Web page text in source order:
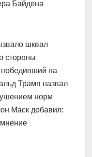
шквал
стороны
победивший на
Трамп назвал
норм
Маск добавил: